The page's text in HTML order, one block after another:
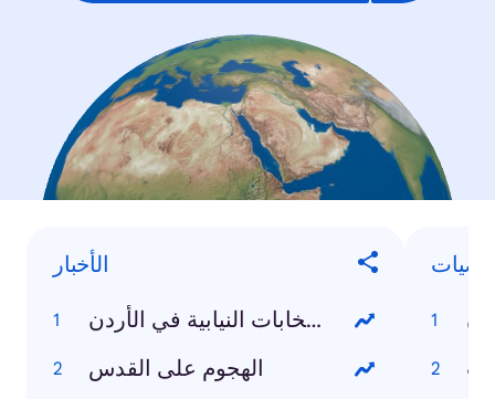
الأخبار
نتائج الانتخابات النيابية في الأردن
الهجوم على القدس